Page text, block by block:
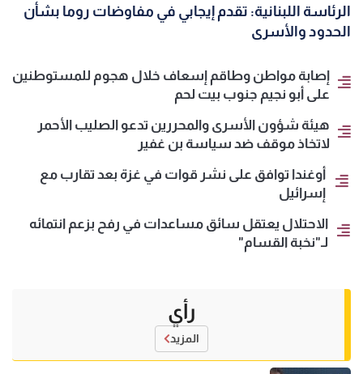
الرئاسة اللبنانية: تقدم إيجابي في مفاوضات روما بشأن
الحدود والأسرى
إصابة مواطن وطاقم إسعاف خلال هجوم للمستوطنين
على أبو نجيم جنوب بيت لحم
هيئة شؤون الأسرى والمحررين تدعو الصليب الأحمر
لاتخاذ موقف ضد سياسة بن غفير
أوغندا توافق على نشر قوات في غزة بعد تقارب مع
إسرائيل
الاحتلال يعتقل سائق مساعدات في رفح بزعم انتمائه
لـ"نخبة القسام"
رأي
المزيد